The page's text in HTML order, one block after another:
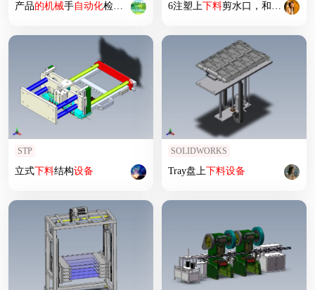
产品的机械手自动化检测机构 6注塑上下料剪水口，和废料处理
STP
立式下料结构设备
SOLIDWORKS
Tray盘上下料设备